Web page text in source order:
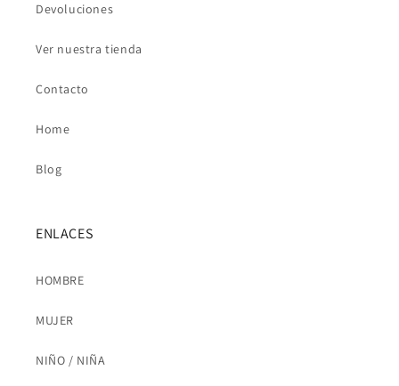
Devoluciones
Ver nuestra tienda
Contacto
Home
Blog
ENLACES
HOMBRE
MUJER
NIÑO / NIÑA